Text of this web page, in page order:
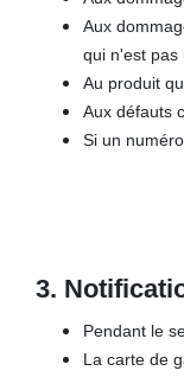
Aux
qui n'est pas
Au produit
Aux défauts
Si un
3.
Pendant le
La carte de